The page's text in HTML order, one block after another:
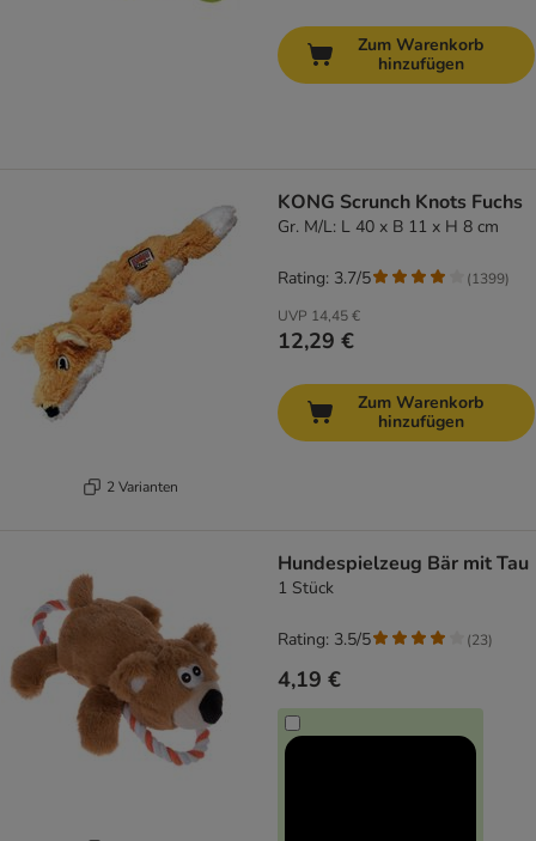
Zum Warenkorb
hinzufügen
2 Varianten
KONG Scrunch Knots Fuchs
Gr. M/L: L 40 x B 11 x H 8 cm
UVP 14,45 €
12,29 €
Rating: 3.7/5 (1399)
Zum Warenkorb
hinzufügen
Hundespielzeug Bär mit Tau
1 Stück
4,19 €
Rating: 3.5/5 (23)